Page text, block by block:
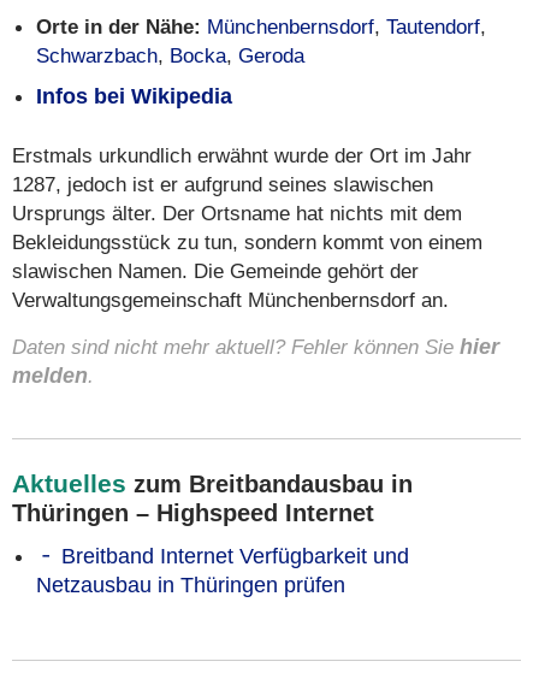
Orte in der Nähe: Münchenbernsdorf, Tautendorf,
Schwarzbach, Bocka, Geroda
Infos bei Wikipedia
Erstmals urkundlich erwähnt wurde der Ort im Jahr
1287, jedoch ist er aufgrund seines slawischen
Ursprungs älter. Der Ortsname hat nichts mit dem
Bekleidungsstück zu tun, sondern kommt von einem
slawischen Namen. Die Gemeinde gehört der
Verwaltungsgemeinschaft Münchenbernsdorf an.
Daten sind nicht mehr aktuell? Fehler können Sie hier
melden.
Aktuelles zum Breitbandausbau in
Thüringen – Highspeed Internet
Breitband Internet Verfügbarkeit und
Netzausbau in Thüringen prüfen